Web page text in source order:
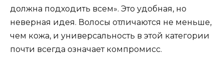
должна подходить всем». Это удобная, но
неверная идея. Волосы отличаются не меньше,
чем кожа, и универсальность в этой категории
почти всегда означает компромисс.